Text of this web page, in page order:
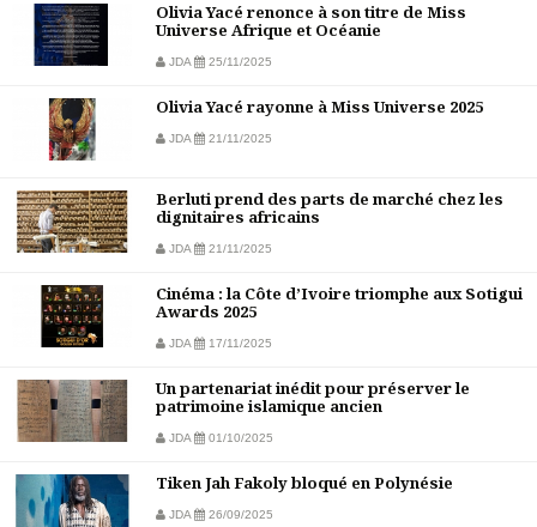
Olivia Yacé renonce à son titre de Miss
Universe Afrique et Océanie
JDA 25/11/2025
Olivia Yacé rayonne à Miss Universe 2025
JDA 21/11/2025
Berluti prend des parts de marché chez les
dignitaires africains
JDA 21/11/2025
Cinéma : la Côte d’Ivoire triomphe aux Sotigui
Awards 2025
JDA 17/11/2025
Un partenariat inédit pour préserver le
patrimoine islamique ancien
JDA 01/10/2025
Tiken Jah Fakoly bloqué en Polynésie
JDA 26/09/2025